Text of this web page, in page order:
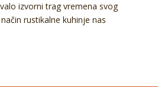
izvorni trag vremena svog
rustikalne kuhinje nas